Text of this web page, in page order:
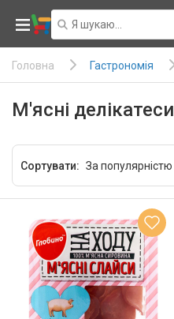
Головна Гастрономія
М'ясні делікатеси
Сортувати: